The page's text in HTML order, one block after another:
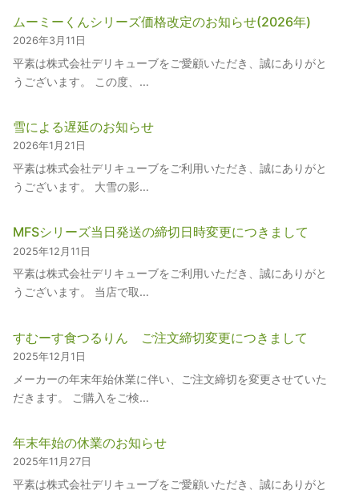
ムーミーくんシリーズ価格改定のお知らせ(2026年)
2026年3月11日
平素は株式会社デリキューブをご愛顧いただき、誠にありがと
うございます。 この度、…
雪による遅延のお知らせ
2026年1月21日
平素は株式会社デリキューブをご利用いただき、誠にありがと
うございます。 大雪の影…
MFSシリーズ当日発送の締切日時変更につきまして
2025年12月11日
平素は株式会社デリキューブをご利用いただき、誠にありがと
うございます。 当店で取…
すむーす食つるりん ご注文締切変更につきまして
2025年12月1日
メーカーの年末年始休業に伴い、ご注文締切を変更させていた
だきます。 ご購入をご検…
年末年始の休業のお知らせ
2025年11月27日
平素は株式会社デリキューブをご愛顧いただき、誠にありがと